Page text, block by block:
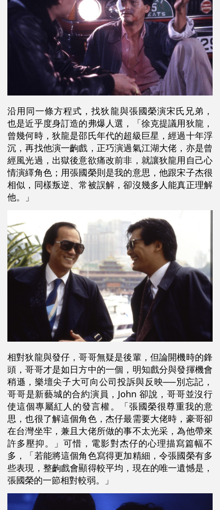
沿用同一條方程式，找狄龍與張國榮演宋氏兄弟，
也是近乎度身訂造的弗爆人選，「徐克提議用狄龍，
曾幾何時，狄龍是邵氏年代的超級巨星，經過十年浮
沉，再找他演一齣戲，正巧演過氣江湖大佬，亦是曾
經風光過，出獄後意欲痛改前非，就讓狄龍用自己心
情演繹角色；用張國榮則是我的意思，他跟宋子杰很
相似，同樣叛逆、常被誤解，卻沒幾多人能真正理解
他。」
相對狄龍與發仔，哥哥無疑是後輩，但論開機時的鋒
頭，哥哥才是如日方中的一個，明知戲分與發揮機會
稍遜，樂壇尖子大可向公司投訴與反映──別忘記，
哥哥是新藝城的合約演員，John 卻說，哥哥並沒行
使這個專屬紅人的發言權。「張國榮很尊重我的意
思，也很了解這個角色，杰仔最需要大佬時，豪哥卻
在台灣坐牢，兼且大佬所做的事不太光采，為他帶來
許多壓抑。」可惜，電影對杰仔的心理描寫篇幅不
多，「若能將這個角色寫得更加精細，令張國榮有多
些表現，整齣戲會顯得較平均，現在的唯一遺憾是，
張國榮的一節相對較弱。」